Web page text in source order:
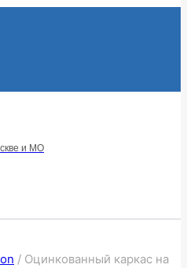
и МО
/ Оцинкованный каркас на